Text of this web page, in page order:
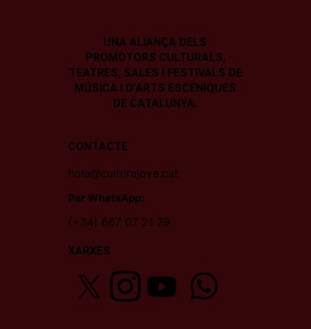
UNA ALIANÇA DELS
PROMOTORS CULTURALS,
TEATRES, SALES I FESTIVALS DE
MÚSICA I D’ARTS ESCÈNIQUES
DE CATALUNYA.
CONTACTE
hola@culturajove.cat
Per WhatsApp:
(+34) 667 07 21 79
XARXES